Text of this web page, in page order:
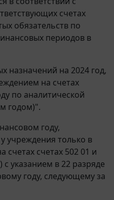
счетах
обязательств по
периодов в
назначений на 2024 год,
на счетах
по аналитической
годом)".
году,
учреждения только в
счетах 502 01 и
указанием в 22 разряде
году, следующему за